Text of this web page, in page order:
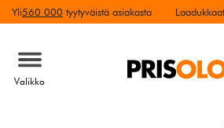
Yli560 000 tyytyväistä asiakasta
Valikko